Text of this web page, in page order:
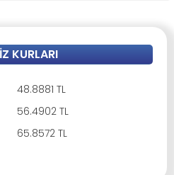
KURLARI
48.8881 TL
56.4902 TL
65.8572 TL